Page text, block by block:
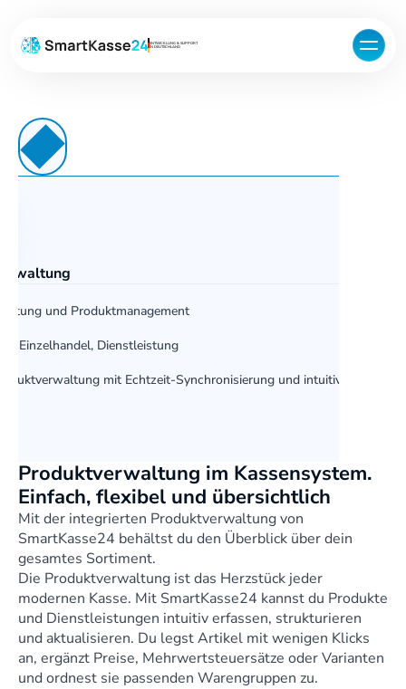
ENTWICKLUNG & SUPPORT
IN DEUTSCHLAND
und Produktmanagement
Einzelhandel, Dienstleistung
mit Echtzeit-Synchronisierung und intuitiver
Produktverwaltung im Kassensystem.
Einfach, flexibel und übersichtlich
Mit der integrierten Produktverwaltung von
SmartKasse24 behältst du den Überblick über dein
gesamtes Sortiment.
Die Produktverwaltung ist das Herzstück jeder
modernen Kasse. Mit SmartKasse24 kannst du Produkte
und Dienstleistungen intuitiv erfassen, strukturieren
und aktualisieren. Du legst Artikel mit wenigen Klicks
an, ergänzt Preise, Mehrwertsteuersätze oder Varianten
und ordnest sie passenden Warengruppen zu.